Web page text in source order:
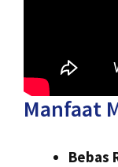
Manfaat
Bebas